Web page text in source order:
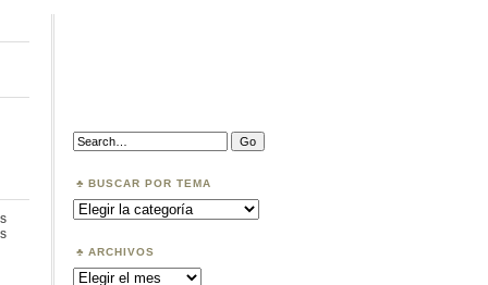
en
Search:
BUSCAR POR TEMA
Buscar
por
ARCHIVOS
Archivos